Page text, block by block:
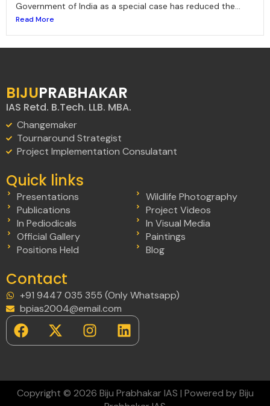
Government of India as a special case has reduced the...
Read More
BIJUPRABHAKAR
IAS Retd. B.Tech. LLB. MBA.
Changemaker
Tournaround Strategist
Project Implementation Consulatant
Quick links
Presentations
Publications
In Pediodicals
Official Gallery
Positions Held
Wildlife Photography
Project Videos
In Visual Media
Paintings
Blog
Contact
+91 9447 035 355 (Only Whatsapp)
bpias2004@email.com
Copyright © 2026 Biju Prabhakar IAS | Powered by Biju